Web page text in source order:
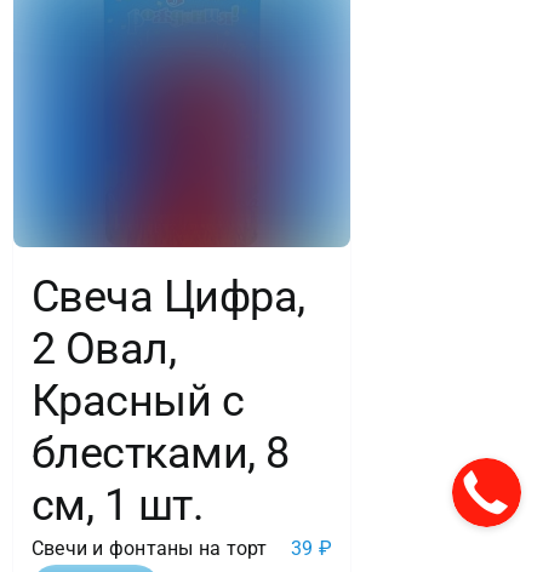
Свеча Цифра,
2 Овал,
Красный с
блестками, 8
см, 1 шт.
Свечи и фонтаны на торт 39 ₽